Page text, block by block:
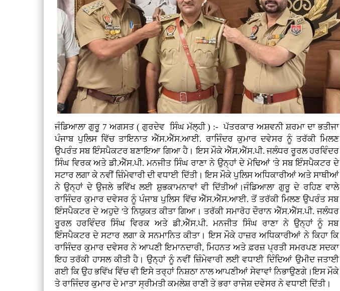
ਜੰਡਿਆਲਾ ਗੁਰੂ 7 ਅਗਸਤ ( ਗੁਰਦੇਵ ਸਿੰਘ ਮੱਲ੍ਹੀ ) :- ਪੱਤਰਕਾਰ ਅਸ਼ਵਨੀ ਸ਼ਰਮਾ ਦਾ ਭਤੀਜਾ
ਪੰਜਾਬ ਪੁਲਿਸ ਵਿੱਚ ਤਾਇਨਾਤ ਐੱਸ.ਐੱਸ.ਆਈ. ਰਾਜਿੰਦਰ ਕੁਮਾਰ ਦਵੇਸਰ ਨੂੰ ਤਰੱਕੀ ਮਿਲਣ
ਉਪਰੰਤ ਸਬ ਇੰਸਪੈਕਟਰ ਬਣਾਇਆ ਗਿਆ ਹੈ। ਇਸ ਮੌਕੇ ਐੱਸ.ਐੱਸ.ਪੀ. ਜਲੰਧਰ ਰੂਰਲ ਹਰਵਿੰਦਰ
ਸਿੰਘ ਵਿਰਕ ਅਤੇ ਡੀ.ਐੱਸ.ਪੀ. ਮਨਜੀਤ ਸਿੰਘ ਰਾਣਾ ਨੇ ਉਨ੍ਹਾਂ ਦੇ ਮੋਢਿਆਂ 'ਤੇ ਸਬ ਇੰਸਪੈਕਟਰ ਦੇ
ਸਟਾਰ ਲਗਾ ਕੇ ਨਵੀਂ ਜ਼ਿੰਮੇਵਾਰੀ ਦੀ ਵਧਾਈ ਦਿੱਤੀ। ਇਸ ਮੌਕੇ ਪੁਲਿਸ ਅਧਿਕਾਰੀਆਂ ਅਤੇ ਸਾਥੀਆਂ
ਨੇ ਉਨ੍ਹਾਂ ਦੇ ਉਜਲੇ ਭਵਿੱਖ ਲਈ ਸ਼ੁਭਕਾਮਨਾਵਾਂ ਵੀ ਦਿੱਤੀਆਂ।ਜੰਡਿਆਲਾ ਗੁਰੂ ਦੇ ਰਹਿਣ ਵਾਲੇ
ਰਾਜਿੰਦਰ ਕੁਮਾਰ ਦਵੇਸਰ ਨੂੰ ਪੰਜਾਬ ਪੁਲਿਸ ਵਿੱਚ ਐੱਸ.ਐੱਸ.ਆਈ. ਤੋਂ ਤਰੱਕੀ ਮਿਲਣ ਉਪਰੰਤ ਸਬ
ਇੰਸਪੈਕਟਰ ਦੇ ਅਹੁਦੇ 'ਤੇ ਨਿਯੁਕਤ ਕੀਤਾ ਗਿਆ। ਤਰੱਕੀ ਸਮਾਰੋਹ ਦੌਰਾਨ ਐੱਸ.ਐੱਸ.ਪੀ. ਜਲੰਧਰ
ਰੂਰਲ ਹਰਵਿੰਦਰ ਸਿੰਘ ਵਿਰਕ ਅਤੇ ਡੀ.ਐੱਸ.ਪੀ. ਮਨਜੀਤ ਸਿੰਘ ਰਾਣਾ ਨੇ ਉਨ੍ਹਾਂ ਨੂੰ ਸਬ
ਇੰਸਪੈਕਟਰ ਦੇ ਸਟਾਰ ਲਗਾ ਕੇ ਸਨਮਾਨਿਤ ਕੀਤਾ। ਇਸ ਮੌਕੇ ਹਾਜ਼ਰ ਅਧਿਕਾਰੀਆਂ ਨੇ ਕਿਹਾ ਕਿ
ਰਾਜਿੰਦਰ ਕੁਮਾਰ ਦਵੇਸਰ ਨੇ ਆਪਣੀ ਇਮਾਨਦਾਰੀ, ਮਿਹਨਤ ਅਤੇ ਫ਼ਰਜ਼ ਪ੍ਰਤੀ ਸਮਰਪਣ ਸਦਕਾ
ਇਹ ਤਰੱਕੀ ਹਾਸਲ ਕੀਤੀ ਹੈ। ਉਨ੍ਹਾਂ ਨੂੰ ਨਵੀਂ ਜ਼ਿੰਮੇਵਾਰੀ ਲਈ ਵਧਾਈ ਦਿੰਦਿਆਂ ਉਮੀਦ ਜਤਾਈ
ਗਈ ਕਿ ਉਹ ਭਵਿੱਖ ਵਿੱਚ ਵੀ ਇਸੇ ਤਰ੍ਹਾਂ ਨਿਸ਼ਠਾ ਨਾਲ ਆਪਣੀਆਂ ਸੇਵਾਵਾਂ ਨਿਭਾਉਣਗੇ।ਇਸ ਮੌਕੇ
ਤੇ ਰਾਜਿੰਦਰ ਕੁਮਾਰ ਦੇ ਮਾਤਾ ਸ੍ਰੀਮਤੀ ਕਮਲੇਸ਼ ਰਾਣੀ ਤੇ ਭਰਾ ਰਾਜੇਸ਼ ਦਵੇਸਰ ਨੇ ਵਧਾਈ ਦਿੱਤੀ।